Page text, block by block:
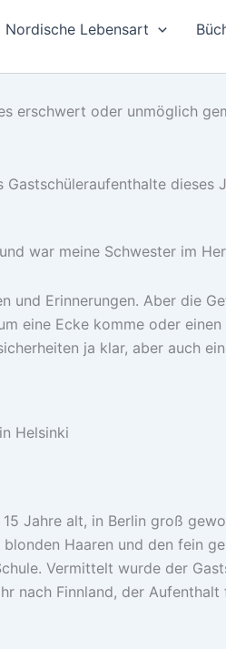
Nordische Lebensart
erschwert oder unmöglich
dieses
war meine Schwester im
Erinnerungen. Aber die
eine Ecke komme oder
ja klar, aber auch
Helsinki
Jahre alt, in Berlin groß
Haaren und den fein
Vermittelt wurde der
nach Finnland, der